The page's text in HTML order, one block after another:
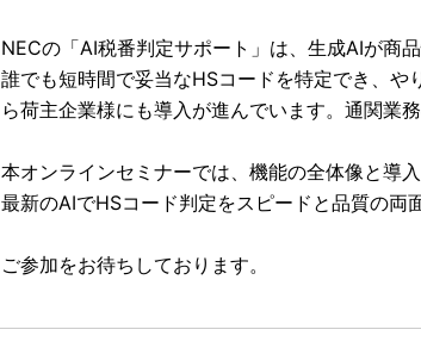
NECの「AI税番判定サポート」は、生成AIが商
誰でも短時間で妥当なHSコードを特定でき、
ら荷主企業様にも導入が進んでいます。通関業
本オンラインセミナーでは、機能の全体像と導
最新のAIでHSコード判定をスピードと品質の両
ご参加をお待ちしております。